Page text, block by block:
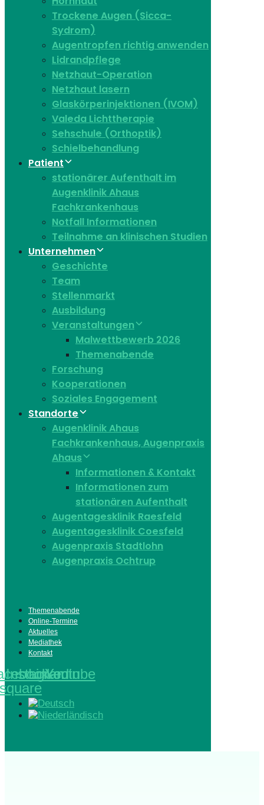
Trockene Augen (Sicca-
Sydrom)
Augentropfen richtig anwenden
Lidrandpflege
Netzhaut-Operation
Netzhaut lasern
Glaskörperinjektionen (IVOM)
Valeda Lichttherapie
Sehschule (Orthoptik)
Schielbehandlung
Patient
stationärer Aufenthalt im
Augenklinik Ahaus
Fachkrankenhaus
Notfall Informationen
Teilnahme an klinischen Studien
Unternehmen
Geschichte
Team
Stellenmarkt
Ausbildung
Veranstaltungen
Malwettbewerb 2026
Themenabende
Forschung
Kooperationen
Soziales Engagement
Standorte
Augenklinik Ahaus
Fachkrankenhaus, Augenpraxis
Ahaus
Informationen & Kontakt
Informationen zum
stationären Aufenthalt
Augentagesklinik Raesfeld
Augentagesklinik Coesfeld
Augenpraxis Stadtlohn
Augenpraxis Ochtrup
Themenabende
Online-Termine
Aktuelles
Mediathek
Kontakt
square
Instagram
Linkedin
Youtube